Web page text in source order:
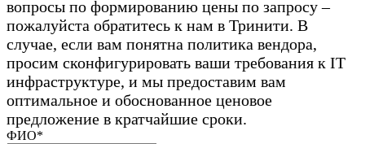
вопросы по формированию цены по запросу –
пожалуйста обратитесь к нам в Тринити. В
случае, если вам понятна политика вендора,
просим сконфигурировать ваши требования к IT
инфраструктуре, и мы предоставим вам
оптимальное и обоснованное ценовое
предложение в кратчайшие сроки.
ФИО*